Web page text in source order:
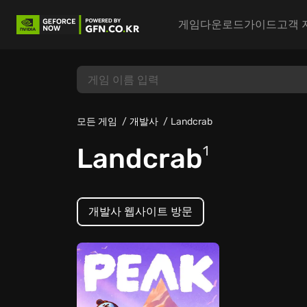
게임다운로드가이드고객
모든 게임 개발사 Landcrab
Landcrab1
개발사 웹사이트 방문